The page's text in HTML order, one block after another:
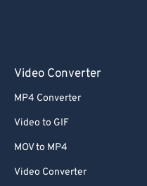
Video Converter
MP4 Converter
Video to GIF
MOV to MP4
Video Converter